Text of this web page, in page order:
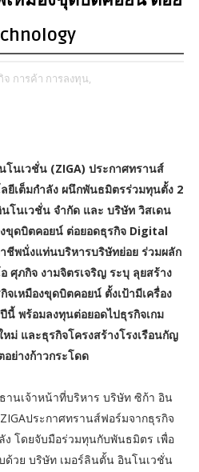
จ การค้า การลงทุน,
โนเวชั่น (ZIGA) ประกาศทรานส์
ยีเต็มกำลัง ผนึกพันธมิตรร่วมทุนตั้ง 2
โนเวชั่น จำกัด และ บริษัท วิสเดน
ขุดบิตคอยน์ ต่อยอดธุรกิจ Digital
ชีพนั่งแท่นบริหารบริษัทย่อย ร่วมผลัก
ศุภกิจ งามจิตรเจริญ ระบุ ลุยสร้าง
เหมืองขุดบิตคอยน์ ตั้งเป้ามีเครื่อง
นี้ พร้อมลงทุนต่อยอดไปธุรกิจเกม
ม่ และธุรกิจโครงสร้างโรงเรือนกัญ
ย่างก้าวกระโดด
านเจ้าหน้าที่บริหาร บริษัท ซิก้า อิน
ประกาศทรานส์ฟอร์มจากธุรกิจ
ง โดยจับมือร่วมทุนกับพันธมิตร เพื่อ
ด้วย บริษัท เมอร์ลินตั้น อินโนเวชั่น